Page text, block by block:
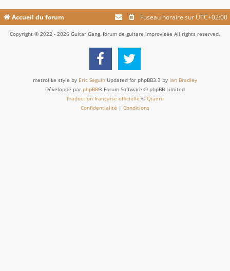
Accueil du forum Fuseau horaire sur UTC+02:00
Copyright © 2022 - 2026 Guitar Gang, forum de guitare improvisée All rights reserved.
metrolike style by Eric Seguin Updated for phpBB3.3 by Ian Bradley
Développé par phpBB® Forum Software © phpBB Limited
Traduction française officielle © Qiaeru
Confidentialité | Conditions